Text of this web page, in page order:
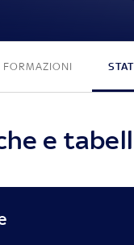
FORMAZIONI
e